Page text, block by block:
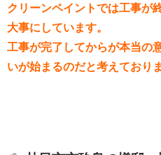
クリーンペイントでは工事が
大事にしています。
工事が完了してからが本当の
いが始まるのだと考えており